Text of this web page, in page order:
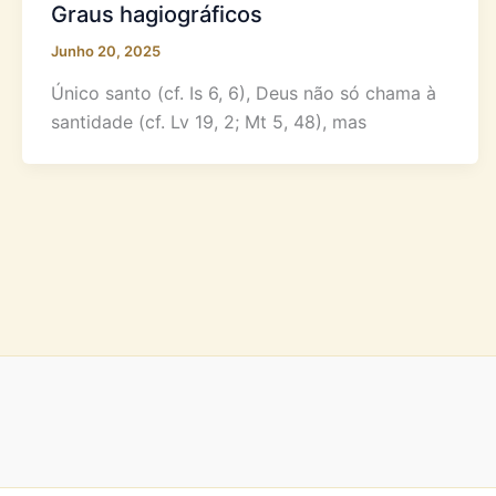
Graus hagiográficos
Junho 20, 2025
Único santo (cf. Is 6, 6), Deus não só chama à
santidade (cf. Lv 19, 2; Mt 5, 48), mas